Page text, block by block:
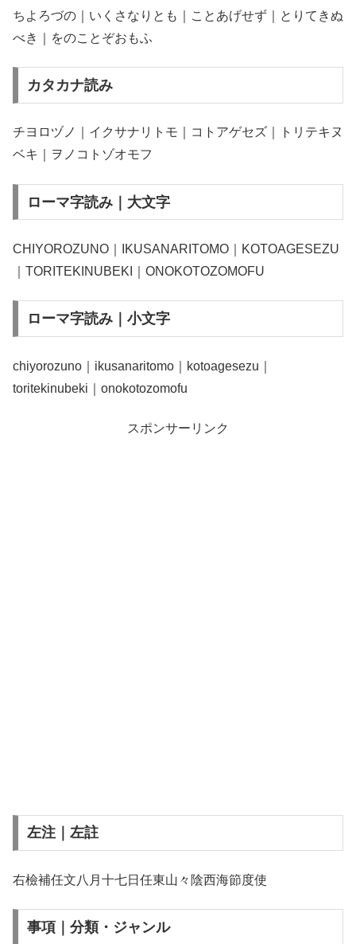
ちよろづの｜いくさなりとも｜ことあげせず｜とりてきぬ
べき｜をのことぞおもふ
カタカナ読み
チヨロヅノ｜イクサナリトモ｜コトアゲセズ｜トリテキヌ
ベキ｜ヲノコトゾオモフ
ローマ字読み｜大文字
CHIYOROZUNO｜IKUSANARITOMO｜KOTOAGESEZU
｜TORITEKINUBEKI｜ONOKOTOZOMOFU
ローマ字読み｜小文字
chiyorozuno｜ikusanaritomo｜kotoagesezu｜
toritekinubeki｜onokotozomofu
スポンサーリンク
左注｜左註
右檢補任文八月十七日任東山々陰西海節度使
事項｜分類・ジャンル